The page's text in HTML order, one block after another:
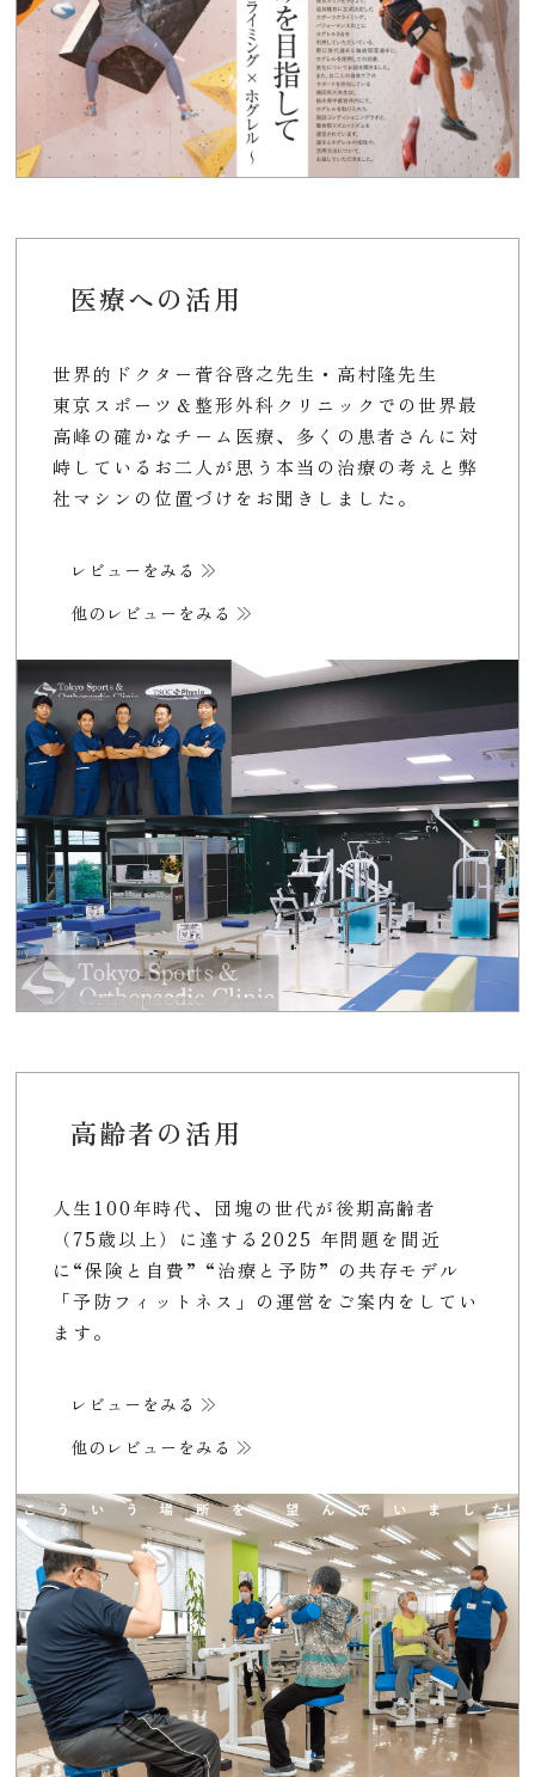
医療への活用
世界的ドクター菅谷啓之先生・高村隆先生
東京スポーツ＆整形外科クリニックでの世界最
高峰の確かなチーム医療、多くの患者さんに対
峙しているお二人が思う本当の治療の考えと弊
社マシンの位置づけをお聞きしました。
レビューをみる
他のレビューをみる
高齢者の活用
人生100年時代、団塊の世代が後期高齢者
（75歳以上）に達する2025 年問題を間近
に“保険と自費” “治療と予防” の共存モデル
「予防フィットネス」の運営をご案内をしてい
ます。
レビューをみる
他のレビューをみる